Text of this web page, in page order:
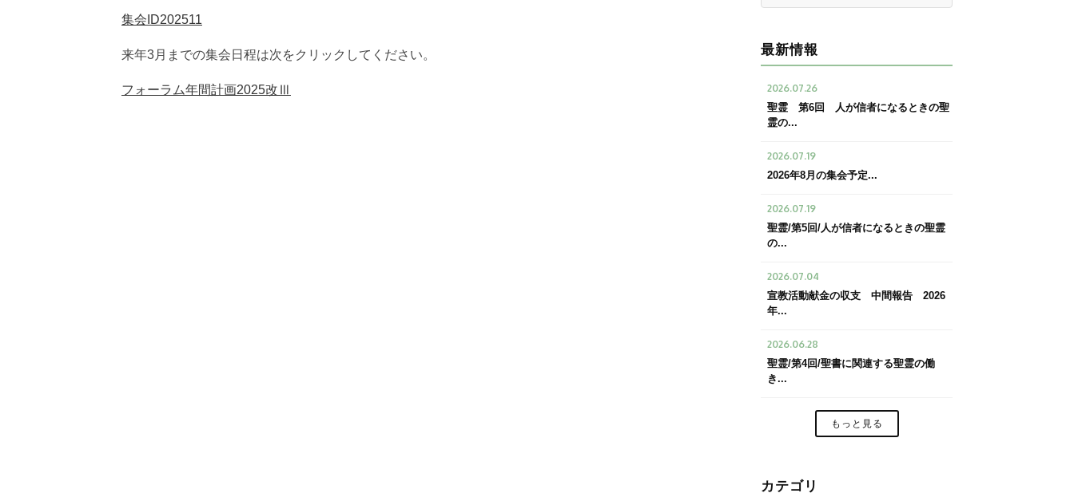
集会ID202511
来年3月までの集会日程は次をクリックしてください。
フォーラム年間計画2025改Ⅲ
最新情報
2026.07.26
聖霊 第6回 人が信者になるときの聖
霊の...
2026.07.19
2026年8月の集会予定...
2026.07.19
聖霊/第5回/人が信者になるときの聖霊
の...
2026.07.04
宣教活動献金の収支 中間報告 2026
年...
2026.06.28
聖霊/第4回/聖書に関連する聖霊の働
き...
もっと見る
カテゴリ